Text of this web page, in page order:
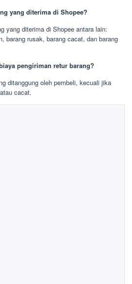
yang diterima di Shopee?
yang diterima di Shopee antara lain:
barang rusak, barang cacat, dan barang
pengiriman retur barang?
ditanggung oleh pembeli, kecuali jika
cacat.